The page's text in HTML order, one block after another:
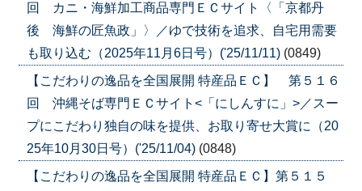
回 カニ・海鮮加工商品専門ＥＣサイト〈「京都丹
後 海鮮の匠魚政」〉／ゆで技術を追求、自宅用需要
も取り込む（2025年11月6日号）('25/11/11) (0849)
【こだわりの逸品を全国展開 特産品ＥＣ】 第５１６
回 沖縄そば専門ＥＣサイト<「にしんすに」>／スー
プにこだわり独自の味を提供、お取り寄せ大賞に（20
25年10月30日号）('25/11/04) (0848)
【こだわりの逸品を全国展開 特産品ＥＣ】第５１５